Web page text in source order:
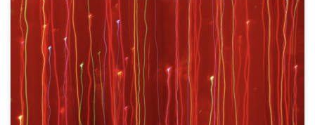
Come ogni anno, ecco a voi la playlist di Natale di Casa Bastiano!
Auguri Auguri Auguri Auguri Auguri Auguri Auguri Auguri Auguri Auguri
Auguri Auguri Auguri Auguri Auguri Auguri Auguri Auguri Auguri Auguri
Auguri Auguri Auguri Auguri Auguri Auguri Auguri Auguri Auguri Auguri
Auguri Auguri Auguri Auguri Auguri Auguri Auguri […]